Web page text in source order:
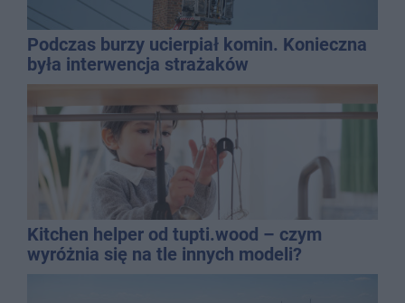
Podczas burzy ucierpiał komin. Konieczna
była interwencja strażaków
Kitchen helper od tupti.wood – czym
wyróżnia się na tle innych modeli?